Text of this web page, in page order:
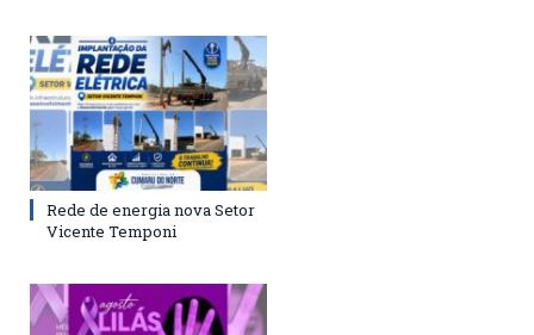
Rede de energia nova Setor
Vicente Temponi